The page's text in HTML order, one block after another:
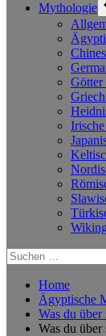
Mythologie
Suchen
nach:
Home
Ägyptische
Was du
Was du